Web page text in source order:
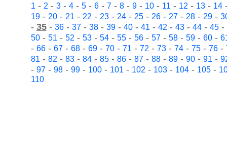
1- 2- 3- 4- 5- 6- 7- 8- 9- 10- 11- 12- 13- 14
19- 20- 21- 22- 23- 24- 25- 26- 27- 28- 29-
- 35- 36- 37- 38- 39- 40- 41- 42- 43- 44- 45-
50- 51- 52- 53- 54- 55- 56- 57- 58- 59- 60-
- 66- 67- 68- 69- 70- 71- 72- 73- 74- 75- 76-
81- 82- 83- 84- 85- 86- 87- 88- 89- 90- 91-
- 97- 98- 99- 100- 101- 102- 103- 104- 105-
110